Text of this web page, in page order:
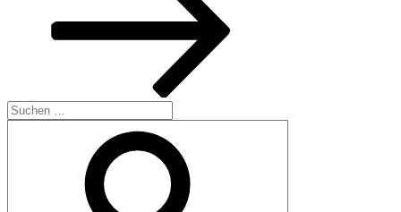
Suchen
nach: